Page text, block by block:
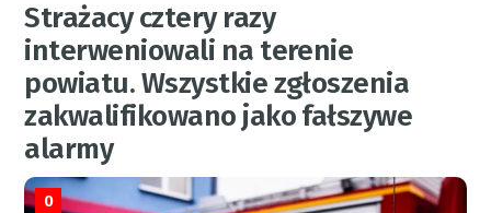
Strażacy cztery razy
interweniowali na terenie
powiatu. Wszystkie zgłoszenia
zakwalifikowano jako fałszywe
alarmy
0